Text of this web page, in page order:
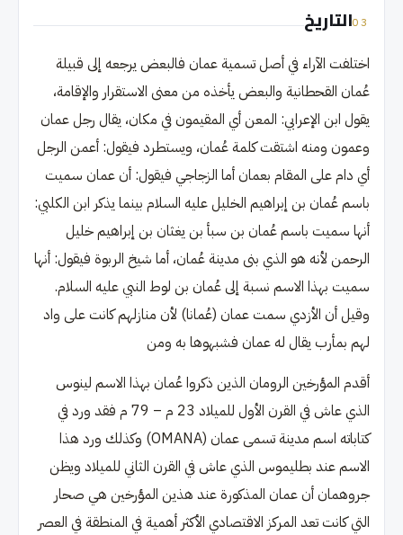
03التاريخ
اختلفت الآراء في أصل تسمية عمان فالبعض يرجعه إلى قبيلة
عُمان القحطانية والبعض يأخذه من معنى الاستقرار والإقامة،
يقول ابن الإعرابي: المعن أي المقيمون في مكان، يقال رجل عمان
وعمون ومنه اشتقت كلمة عُمان، ويستطرد فيقول: أعمن الرجل
أي دام على المقام بعمان أما الزجاجي فيقول: أن عمان سميت
باسم عُمان بن إبراهيم الخليل عليه السلام بينما يذكر ابن الكلبي:
أنها سميت باسم عُمان بن سبأ بن يغثان بن إبراهيم خليل
الرحمن لأنه هو الذي بنى مدينة عُمان، أما شيخ الربوة فيقول: أنها
سميت بهذا الاسم نسبة إلى عُمان بن لوط النبي عليه السلام.
وقيل أن الأزدي سمت عمان (عُمانا) لأن منازلهم كانت على واد
لهم بمأرب يقال له عمان فشبهوها به ومن
أقدم المؤرخين الرومان الذين ذكروا عُمان بهذا الاسم لينوس
الذي عاش في القرن الأول للميلاد 23 م – 79 م فقد ورد في
كتاباته اسم مدينة تسمى عمان (OMANA) وكذلك ورد هذا
الاسم عند بطليموس الذي عاش في القرن الثاني للميلاد ويظن
جروهمان أن عمان المذكورة عند هذين المؤرخين هي صحار
التي كانت تعد المركز الاقتصادي الأكثر أهمية في المنطقة في العصر